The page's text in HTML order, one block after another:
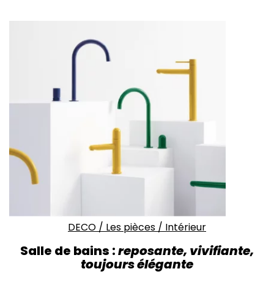
DECO / Les pièces / Intérieur
Salle de bains :reposante, vivifiante,
toujours élégante